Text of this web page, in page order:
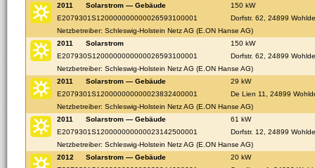
2011
Solarstrom — Gebäude
150 kW
E2079301S120000000000026593100001
Dorfstr. 62, 24899 Wohlde
Netzbetreiber: Schleswig-Holstein Netz AG (E.ON Hanse AG)
2011
Solarstrom
150 kW
E207930S1200000000000026593100001
Dorfstr. 62, 24899 Wohlde
Netzbetreiber: Schleswig-Holstein Netz AG (E.ON Hanse AG)
2011
Solarstrom — Gebäude
29 kW
E2079301S120000000000023832400001
De Lien 11, 24899
Netzbetreiber: Schleswig-Holstein Netz AG (E.ON Hanse AG)
2011
Solarstrom — Gebäude
61 kW
E2079301S120000000000023142500001
Dorfstr. 12, 24899 Wohlde
Netzbetreiber: Schleswig-Holstein Netz AG (E.ON Hanse AG)
2012
Solarstrom — Gebäude
20 kW